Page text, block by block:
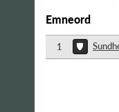
Emneord
1